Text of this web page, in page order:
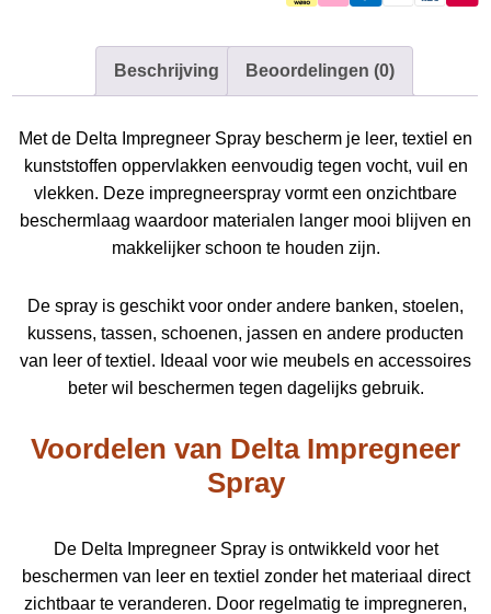
Beschrijving Beoordelingen (0)
Met de Delta Impregneer Spray bescherm je leer, textiel en
kunststoffen oppervlakken eenvoudig tegen vocht, vuil en
vlekken. Deze impregneerspray vormt een onzichtbare
beschermlaag waardoor materialen langer mooi blijven en
makkelijker schoon te houden zijn.
De spray is geschikt voor onder andere banken, stoelen,
kussens, tassen, schoenen, jassen en andere producten
van leer of textiel. Ideaal voor wie meubels en accessoires
beter wil beschermen tegen dagelijks gebruik.
Voordelen van Delta Impregneer
Spray
De Delta Impregneer Spray is ontwikkeld voor het
beschermen van leer en textiel zonder het materiaal direct
zichtbaar te veranderen. Door regelmatig te impregneren,